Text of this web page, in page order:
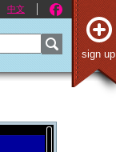
中文
sign up